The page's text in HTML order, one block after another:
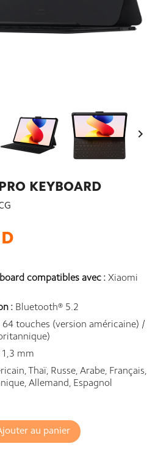

KEYBOARD
compatibles avec : Xiaomi
: Bluetooth® 5.2
64 touches (version américaine) /
1,3 mm
Thaï, Russe, Arabe, Français,
Allemand, Espagnol
au panier